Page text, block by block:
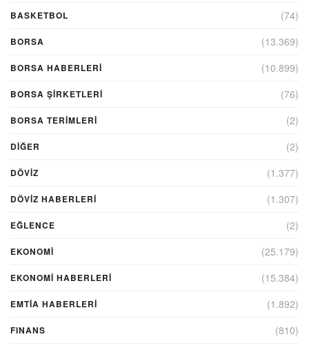
BASKETBOL (74)
BORSA (13.369)
BORSA HABERLERI (10.899)
BORSA ŞIRKETLERI (76)
BORSA TERIMLERI (2)
DIĞER (2)
DÖVİZ (1.377)
DÖVIZ HABERLERI (1.307)
EĞLENCE (2)
EKONOMİ (25.179)
EKONOMI HABERLERI (15.384)
EMTIA HABERLERI (1.892)
FINANS (810)